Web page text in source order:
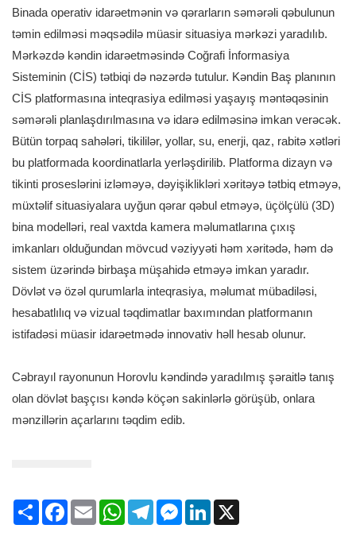
Binada operativ idarəetmənin və qərarların səmərəli qəbulunun
təmin edilməsi məqsədilə müasir situasiya mərkəzi yaradılıb.
Mərkəzdə kəndin idarəetməsində Coğrafi İnformasiya
Sisteminin (CİS) tətbiqi də nəzərdə tutulur. Kəndin Baş planının
CİS platformasına inteqrasiya edilməsi yaşayış məntəqəsinin
səmərəli planlaşdırılmasına və idarə edilməsinə imkan verəcək.
Bütün torpaq sahələri, tikililər, yollar, su, enerji, qaz, rabitə xətləri
bu platformada koordinatlarla yerləşdirilib. Platforma dizayn və
tikinti proseslərini izləməyə, dəyişiklikləri xəritəyə tətbiq etməyə,
müxtəlif situasiyalara uyğun qərar qəbul etməyə, üçölçülü (3D)
bina modelləri, real vaxtda kamera məlumatlarına çıxış
imkanları olduğundan mövcud vəziyyəti həm xəritədə, həm də
sistem üzərində birbaşa müşahidə etməyə imkan yaradır.
Dövlət və özəl qurumlarla inteqrasiya, məlumat mübadiləsi,
hesabatlılıq və vizual təqdimatlar baxımından platformanın
istifadəsi müasir idarəetmədə innovativ həll hesab olunur.
Cəbrayıl rayonunun Horovlu kəndində yaradılmış şəraitlə tanış
olan dövlət başçısı kəndə köçən sakinlərlə görüşüb, onlara
mənzillərin açarlarını təqdim edib.
Share Facebook
Email WhatsAppTelegramMessenger
LinkedIn